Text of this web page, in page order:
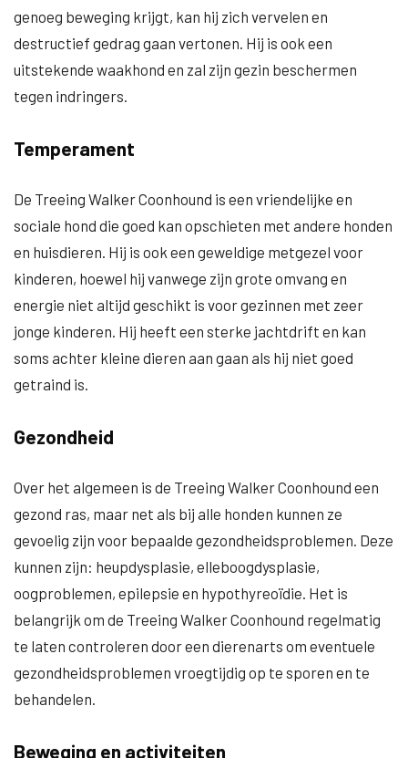
genoeg beweging krijgt, kan hij zich vervelen en
destructief gedrag gaan vertonen. Hij is ook een
uitstekende waakhond en zal zijn gezin beschermen
tegen indringers.
Temperament
De Treeing Walker Coonhound is een vriendelijke en
sociale hond die goed kan opschieten met andere honden
en huisdieren. Hij is ook een geweldige metgezel voor
kinderen, hoewel hij vanwege zijn grote omvang en
energie niet altijd geschikt is voor gezinnen met zeer
jonge kinderen. Hij heeft een sterke jachtdrift en kan
soms achter kleine dieren aan gaan als hij niet goed
getraind is.
Gezondheid
Over het algemeen is de Treeing Walker Coonhound een
gezond ras, maar net als bij alle honden kunnen ze
gevoelig zijn voor bepaalde gezondheidsproblemen. Deze
kunnen zijn: heupdysplasie, elleboogdysplasie,
oogproblemen, epilepsie en hypothyreoïdie. Het is
belangrijk om de Treeing Walker Coonhound regelmatig
te laten controleren door een dierenarts om eventuele
gezondheidsproblemen vroegtijdig op te sporen en te
behandelen.
Beweging en activiteiten